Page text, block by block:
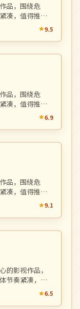
品，围绕危
凑，值得推荐
9.5
品，围绕危
凑，值得推荐
6.9
品，围绕危
凑，值得推荐
9.1
影视作品，
节奏紧凑，值
6.5